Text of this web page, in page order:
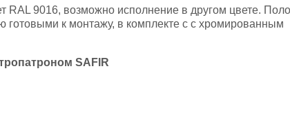
9016, возможно исполнение в другом цвете.
готовыми к монтажу, в комплекте с c хромированным
SAFIR